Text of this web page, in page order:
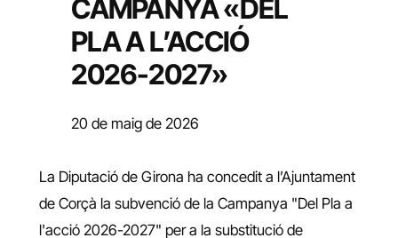
CAMPANYA «DEL
PLA A L’ACCIÓ
2026-2027»
20 de maig de 2026
La Diputació de Girona ha concedit a l’Ajuntament
de Corçà la subvenció de la Campanya "Del Pla a
l'acció 2026-2027" per a la substitució de